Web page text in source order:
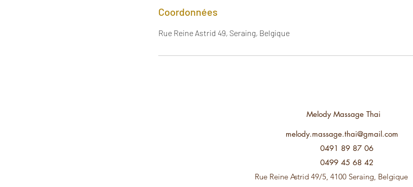
Coordonnées
Rue Reine Astrid 49, Seraing, Belgique
Melody Massage Thai
melody.massage.thai@gmail.com
0491 89 87 06
0499 45 68 42
Rue Reine Astrid 49/5, 4100 Seraing, Belgique